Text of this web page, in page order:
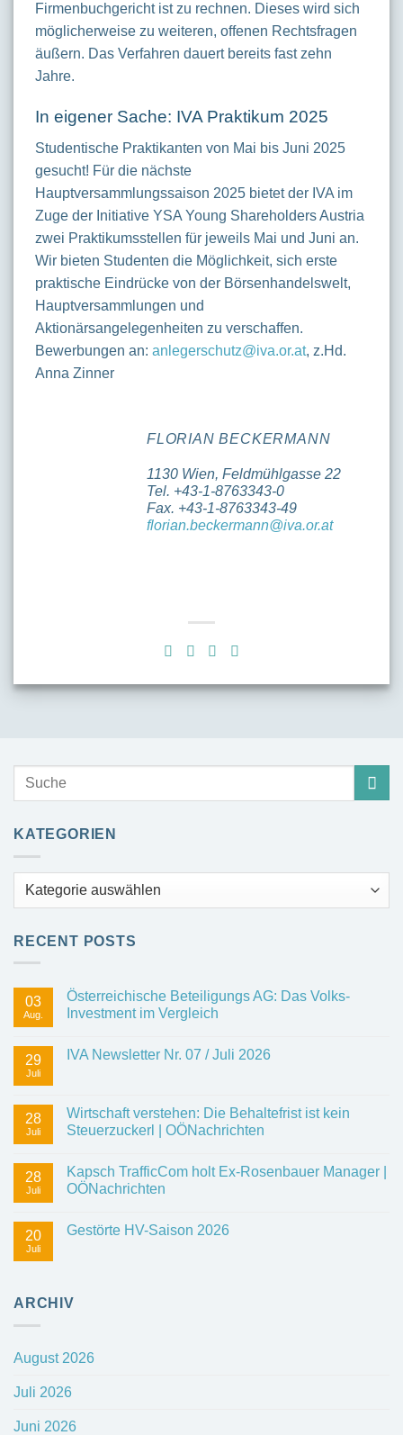
KATEGORIEN
Kategorien
RECENT POSTS
03
Aug.
Österreichische Beteiligungs AG: Das Volks-
Investment im Vergleich
29
Juli
IVA Newsletter Nr. 07 / Juli 2026
28
Juli
Wirtschaft verstehen: Die Behaltefrist ist kein
Steuerzuckerl | OÖNachrichten
28
Juli
Kapsch TrafficCom holt Ex-Rosenbauer Manager |
OÖNachrichten
20
Juli
Gestörte HV-Saison 2026
ARCHIV
August 2026
Juli 2026
Juni 2026
Firmenbuchgericht ist zu rechnen. Dieses wird sich
möglicherweise zu weiteren, offenen Rechtsfragen
äußern. Das Verfahren dauert bereits fast zehn
Jahre.
In eigener Sache: IVA Praktikum 2025
Studentische Praktikanten von Mai bis Juni 2025
gesucht! Für die nächste
Hauptversammlungssaison 2025 bietet der IVA im
Zuge der Initiative YSA Young Shareholders Austria
zwei Praktikumsstellen für jeweils Mai und Juni an.
Wir bieten Studenten die Möglichkeit, sich erste
praktische Eindrücke von der Börsenhandelswelt,
Hauptversammlungen und
Aktionärsangelegenheiten zu verschaffen.
Bewerbungen an: anlegerschutz@iva.or.at, z.Hd.
Anna Zinner
FLORIAN BECKERMANN
1130 Wien, Feldmühlgasse 22
Tel. +43-1-8763343-0
Fax. +43-1-8763343-49
florian.beckermann@iva.or.at